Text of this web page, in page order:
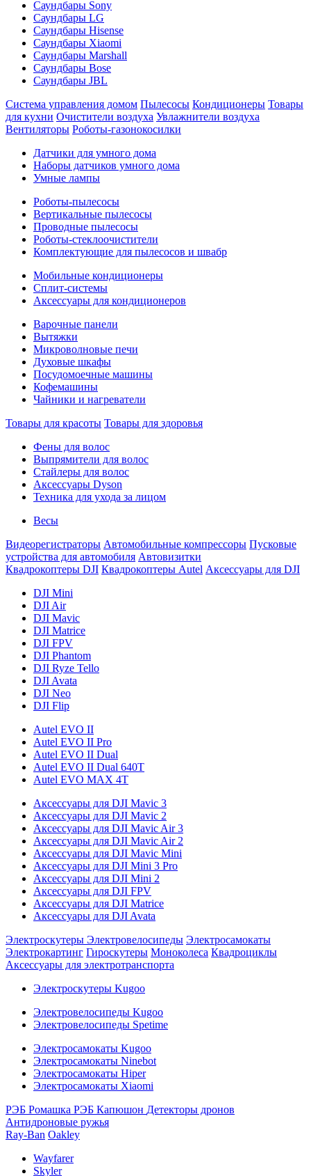
Саундбары Sony
Саундбары LG
Саундбары Hisense
Саундбары Xiaomi
Саундбары Marshall
Саундбары Bose
Саундбары JBL
Система управления домом Пылесосы Кондиционеры Товары
для кухни Очистители воздуха Увлажнители воздуха
Вентиляторы Роботы-газонокосилки
Датчики для умного дома
Наборы датчиков умного дома
Умные лампы
Роботы-пылесосы
Вертикальные пылесосы
Проводные пылесосы
Роботы-стеклоочистители
Комплектующие для пылесосов и швабр
Мобильные кондиционеры
Сплит-системы
Аксессуары для кондиционеров
Варочные панели
Вытяжки
Микроволновые печи
Духовые шкафы
Посудомоечные машины
Кофемашины
Чайники и нагреватели
Товары для красоты Товары для здоровья
Фены для волос
Выпрямители для волос
Стайлеры для волос
Аксессуары Dyson
Техника для ухода за лицом
Весы
Видеорегистраторы Автомобильные компрессоры Пусковые
устройства для автомобиля Автовизитки
Квадрокоптеры DJI Квадрокоптеры Autel Аксессуары для DJI
DJI Mini
DJI Air
DJI Mavic
DJI Matrice
DJI FPV
DJI Phantom
DJI Ryze Tello
DJI Avata
DJI Neo
DJI Flip
Autel EVO II
Autel EVO II Pro
Autel EVO II Dual
Autel EVO II Dual 640T
Autel EVO MAX 4T
Аксессуары для DJI Mavic 3
Аксессуары для DJI Mavic 2
Аксессуары для DJI Mavic Air 3
Аксессуары для DJI Mavic Air 2
Аксессуары для DJI Mavic Mini
Аксессуары для DJI Mini 3 Pro
Аксессуары для DJI Mini 2
Аксессуары для DJI FPV
Аксессуары для DJI Matrice
Аксессуары для DJI Avata
Электроскутеры Электровелосипеды Электросамокаты
Электрокартинг Гироскутеры Моноколеса Квадроциклы
Аксессуары для электротранспорта
Электроскутеры Kugoo
Электровелосипеды Kugoo
Электровелосипеды Spetime
Электросамокаты Kugoo
Электросамокаты Ninebot
Электросамокаты Hiper
Электросамокаты Xiaomi
РЭБ Ромашка РЭБ Капюшон Детекторы дронов
Антидроновые ружья
Ray-Ban Oakley
Wayfarer
Skyler